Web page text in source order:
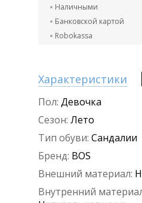
Наличными
Банковской картой
Robokassa
Характеристики
Пол: Девочка
Сезон: Лето
Тип обуви: Сандалии
Бренд: BOS
Внешний материал:
Внутренний